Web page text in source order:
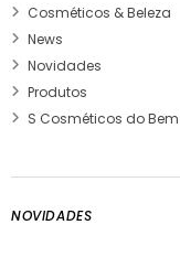
Cosméticos & Beleza
News
Novidades
Produtos
S Cosméticos do
NOVIDADES